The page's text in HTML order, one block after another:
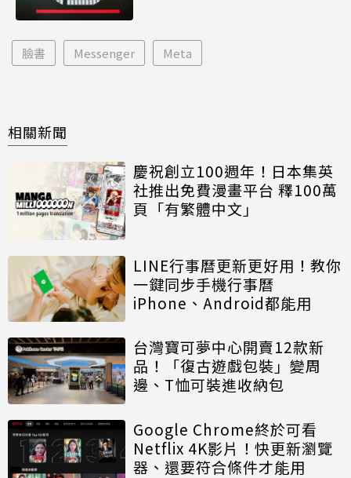
臉書 Messenger Meta
相關新聞
慶祝創立100週年！日本集英
社推出免費漫畫平台 釋100萬
頁「有繁體中文」
LINE行事曆更新更好用！教你
一鍵同步手機行事曆
iPhone、Android都能用
台灣寶可夢中心開賣12款新
品！「復古遊戲包裝」變周
邊、T恤可裝進收納包
Google Chrome終於可看
Netflix 4K影片！快更新瀏覽
器、還要符合條件才能用